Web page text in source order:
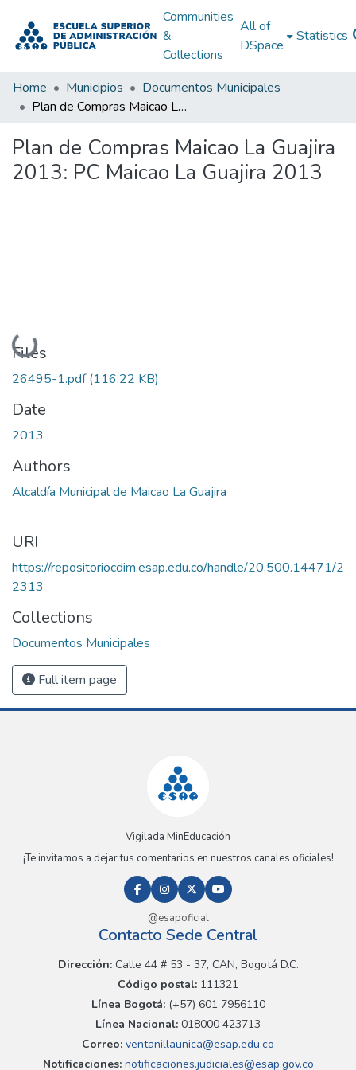
Communities
&
Collections
All of
DSpace
Statistics
Home Municipios
Documentos Municipales
Plan de Compras Maicao La Guajira 2013: PC Maicao La Guajira 2013
Plan de Compras Maicao La Guajira
2013: PC Maicao La Guajira 2013
Loading...
Files
26495-1.pdf(116.22 KB)
Date
2013
Authors
Alcaldía Municipal de Maicao La Guajira
URI
https://repositoriocdim.esap.edu.co/handle/20.500.14471/2
2313
Collections
Documentos Municipales
Full item page
Vigilada MinEducación
¡Te invitamos a dejar tus comentarios en nuestros canales oficiales!
@esapoficial
Contacto Sede Central
Dirección:Calle 44 # 53 - 37, CAN, Bogotá D.C.
Código postal: 111321
Línea Bogotá:(+57) 601 7956110
Línea Nacional: 018000 423713
Correo: ventanillaunica@esap.edu.co
Notificaciones:notificaciones.judiciales@esap.gov.co